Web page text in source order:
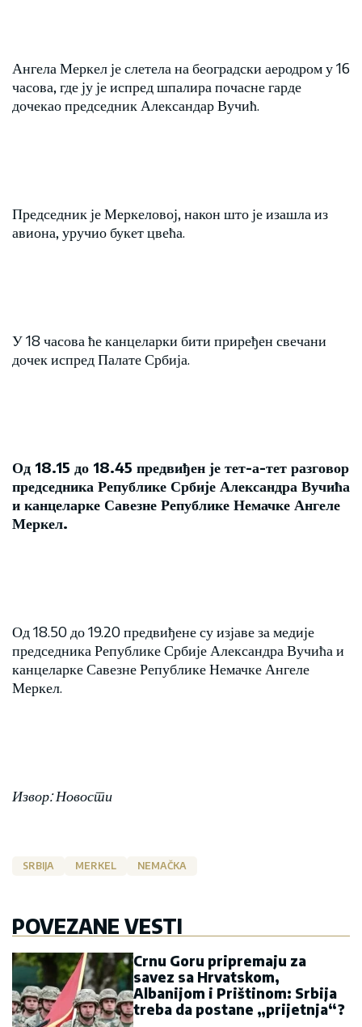
Ангела Меркел је слетела на београдски аеродром у 16
часова, где ју је испред шпалира почасне гарде
дочекао председник Александар Вучић.
Председник је Меркеловој, након што је изашла из
авиона, уручио букет цвећа.
У 18 часова ће канцеларки бити приређен свечани
дочек испред Палате Србија.
Од 18.15 до 18.45 предвиђен је тет-а-тет разговор
председника Републике Србије Александра Вучића
и канцеларке Савезне Републике Немачке Ангеле
Меркел.
Од 18.50 до 19.20 предвиђене су изјаве за медије
председника Републике Србије Александра Вучића и
канцеларке Савезне Републике Немачке Ангеле
Меркел.
Извор: Новости
SRBIJA MERKEL NEMAČKA
POVEZANE VESTI
Crnu Goru pripremaju za
savez sa Hrvatskom,
Albanijom i Prištinom: Srbija
treba da postane „prijetnja“?